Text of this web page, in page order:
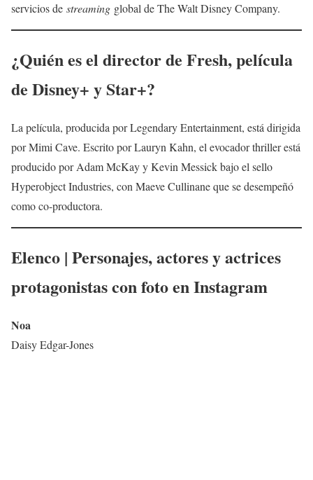
servicios de streaming global de The Walt Disney Company.
¿Quién es el director de Fresh, película
de Disney+ y Star+?
La película, producida por Legendary Entertainment, está dirigida
por Mimi Cave. Escrito por Lauryn Kahn, el evocador thriller está
producido por Adam McKay y Kevin Messick bajo el sello
Hyperobject Industries, con Maeve Cullinane que se desempeñó
como co-productora.
Elenco | Personajes, actores y actrices
protagonistas con foto en Instagram
Noa
Daisy Edgar-Jones